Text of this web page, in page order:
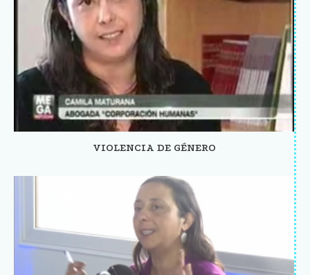
VIOLENCIA DE GÉNERO